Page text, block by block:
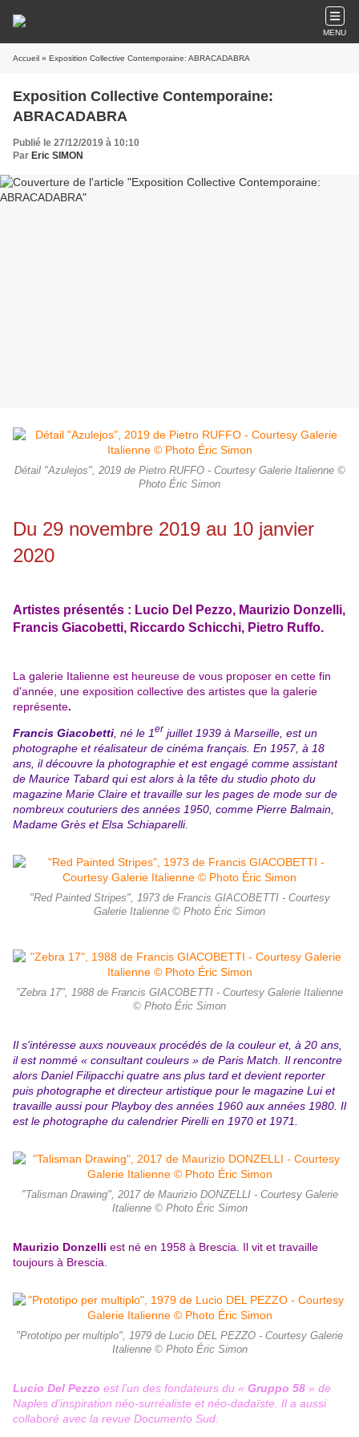
MENU
Accueil » Exposition Collective Contemporaine: ABRACADABRA
Exposition Collective Contemporaine:
ABRACADABRA
Publié le 27/12/2019 à 10:10
Par Eric SIMON
Détail "Azulejos", 2019 de Pietro RUFFO - Courtesy Galerie Italienne ©
Photo Éric Simon
Du 29 novembre 2019 au 10 janvier
2020
Artistes présentés : Lucio Del Pezzo, Maurizio Donzelli,
Francis Giacobetti, Riccardo Schicchi, Pietro Ruffo.
La galerie Italienne est heureuse de vous proposer en cette fin
d'année, une exposition collective des artistes que la galerie
représente.
Francis Giacobetti , né le 1er juillet 1939 à Marseille , est un
photographe et réalisateur de cinéma français. En 1957, à 18
ans, il découvre la photographie et est engagé comme assistant
de Maurice Tabard qui est alors à la tête du studio photo du
magazine Marie Claire et travaille sur les pages de mode sur de
nombreux couturiers des années 1950, comme Pierre Balmain
Madame Grès etElsa Schiaparelli.
"Red Painted Stripes", 1973 de Francis GIACOBETTI - Courtesy
Galerie Italienne © Photo Éric Simon
"Zebra 17", 1988 de Francis GIACOBETTI - Courtesy Galerie Italienne
© Photo Éric Simon
Il s'intéresse auxs nouveaux procédés de la couleur et, à 20 ans,
il est nommé « consultant couleurs » de Paris Match . Il rencontre
alors Daniel Filipacchiquatre ans plus tard et devient reporter
puis photographe et directeur artistique pour le magazine Luiet
travaille aussi pour Playboy des années 1960 aux années 1980 . Il
est le photographe du calendrier Pirellien 1970 et 1971.
"Talisman Drawing", 2017 de Maurizio DONZELLI - Courtesy Galerie
Italienne © Photo Éric Simon
Maurizio Donzelli est né en 1958 à Brescia. Il vit et travaille
toujours à Brescia.
"Prototipo per multiplo", 1979 de Lucio DEL PEZZO - Courtesy Galerie
Italienne © Photo Éric Simon
​Lucio Del Pezzo est l'un des fondateurs du « Gruppo 58 » de
Naples d'inspiration néo-surréaliste et néo-dadaïste. Il a aussi
collaboré avec la revue Documento Sud.